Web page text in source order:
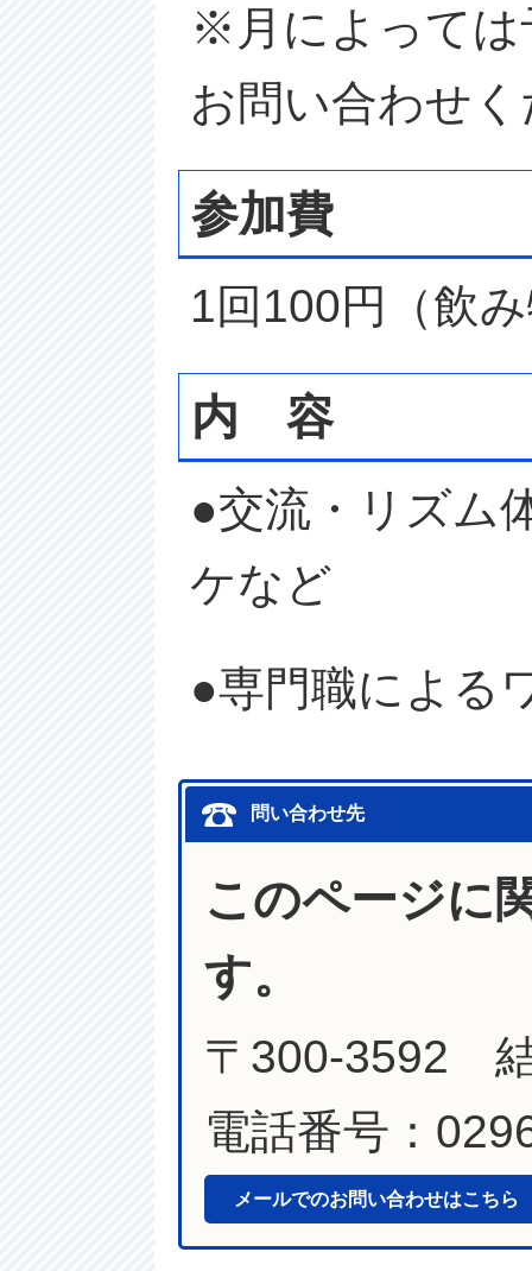
※月によっては
お問い合わせ
参加費
1回100円（飲
内 容
●交流・リズム
ケなど
●専門職による
問い合わせ先
このページに
す。
〒300-3592
電話番号：
メールでのお問い合わせはこちら